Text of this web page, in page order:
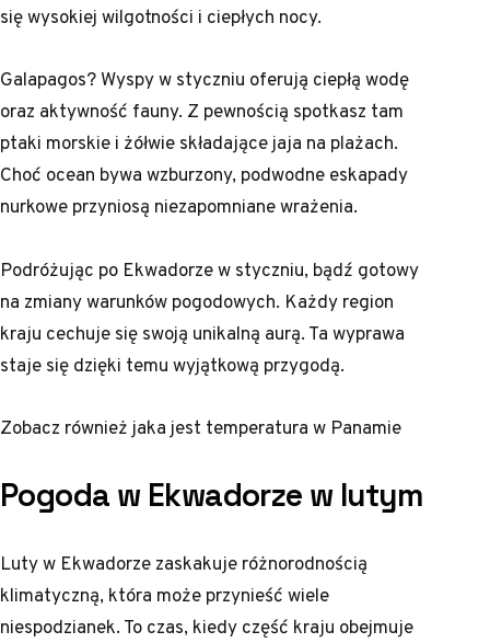
się wysokiej wilgotności i ciepłych nocy.
Galapagos? Wyspy w styczniu oferują ciepłą wodę
oraz aktywność fauny. Z pewnością spotkasz tam
ptaki morskie i żółwie składające jaja na plażach.
Choć ocean bywa wzburzony, podwodne eskapady
nurkowe przyniosą niezapomniane wrażenia.
Podróżując po Ekwadorze w styczniu, bądź gotowy
na zmiany warunków pogodowych. Każdy region
kraju cechuje się swoją unikalną aurą. Ta wyprawa
staje się dzięki temu wyjątkową przygodą.
Zobacz również jaka jest temperatura w Panamie
Pogoda w Ekwadorze w lutym
Luty w Ekwadorze zaskakuje różnorodnością
klimatyczną, która może przynieść wiele
niespodzianek. To czas, kiedy część kraju obejmuje